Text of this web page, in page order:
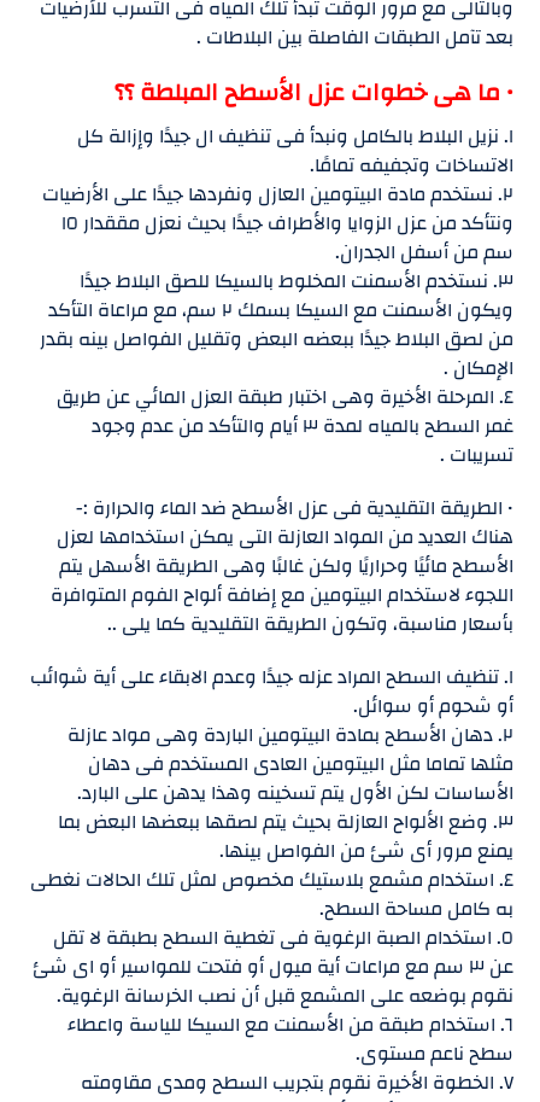
وبالتالى مع مرور الوقت تبدأ تلك المياه فى التسرب للأرضيات
بعد تآمل الطبقات الفاصلة بين البلاطات .
• ما هى خطوات عزل الأسطح المبلطة ؟؟
١. نزيل البلاط بالكامل ونبدأ فى تنظيف ال جيدًا وإزالة كل
الاتساخات وتجفيفه تمامًا.
٢. نستخدم مادة البيتومين العازل ونفردها جيدًا على الأرضيات
ونتأكد من عزل الزوايا والأطراف جيدًا بحيث نعزل مققدار ١٥
سم من أسفل الجدران.
٣. نستخدم الأسمنت المخلوط بالسيكا للصق البلاط جيدًا
ويكون الأسمنت مع السيكا بسمك ٢ سم، مع مراعاة التأكد
من لصق البلاط جيدًا ببعضه البعض وتقليل الفواصل بينه بقدر
الإمكان .
٤. المرحلة الأخيرة وهى اختبار طبقة العزل المائي عن طريق
غمر السطح بالمياه لمدة ٣ أيام والتأكد من عدم وجود
تسريبات .
• الطريقة التقليدية فى عزل الأسطح ضد الماء والحرارة :-
هناك العديد من المواد العازلة التى يمكن استخدامها لعزل
الأسطح مائيًا وحراريًا ولكن غالبًا وهى الطريقة الأسهل يتم
اللجوء لاستخدام البيتومين مع إضافة ألواح الفوم المتوافرة
بأسعار مناسبة، وتكون الطريقة التقليدية كما يلى ..
١. تنظيف السطح المراد عزله جيدًا وعدم الابقاء على أية شوائب
أو شحوم أو سوائل.
٢. دهان الأسطح بمادة البيتومين الباردة وهى مواد عازلة
مثلها تماما مثل البيتومين العادى المستخدم فى دهان
الأساسات لكن الأول يتم تسخينه وهذا يدهن على البارد.
٣. وضع الألواح العازلة بحيث يتم لصقها ببعضها البعض بما
يمنع مرور أى شئ من الفواصل بينها.
٤. استخدام مشمع بلاستيك مخصوص لمثل تلك الحالات نغطى
به كامل مساحة السطح.
٥. استخدام الصبة الرغوية فى تغطية السطح بطبقة لا تقل
عن ٣ سم مع مراعات أية ميول أو فتحت للمواسير أو اى شئ
نقوم بوضعه على المشمع قبل أن نصب الخرسانة الرغوية.
٦. استخدام طبقة من الأسمنت مع السيكا للياسة واعطاء
سطح ناعم مستوى.
٧. الخطوة الأخيرة نقوم بتجريب السطح ومدى مقاومته